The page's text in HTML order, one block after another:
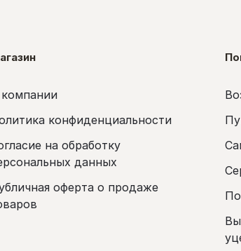
конфиденциальности
на обработку
данных
оферта о продаже